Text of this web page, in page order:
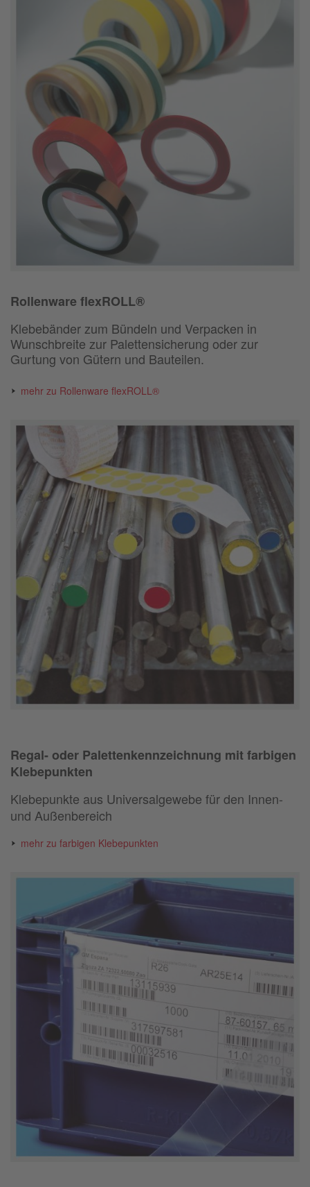
Rollenware flexROLL®
Klebebänder zum Bündeln und Verpacken in
Wunschbreite zur Palettensicherung oder zur
Gurtung von Gütern und Bauteilen.
mehr zu Rollenware flexROLL®
Regal- oder Palettenkennzeichnung mit farbigen
Klebepunkten
Klebepunkte aus Universalgewebe für den Innen-
und Außenbereich
mehr zu farbigen Klebepunkten